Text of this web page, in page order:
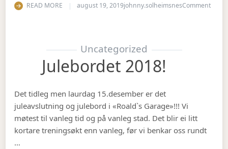
READ MORE august 19, 2019johnny.solheimsnesCommenton
Uncategorized
Julebordet 2018!
Det tidleg men laurdag 15.desember er det
juleavslutning og julebord i «Roald`s Garage»!!! Vi
møtest til vanleg tid og på vanleg stad. Det blir ei litt
kortare treningsøkt enn vanleg, før vi benkar oss rundt
…